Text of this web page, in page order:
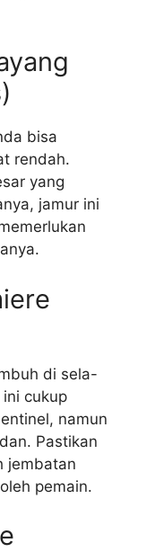
bisa
rendah.
yang
jamur ini
di sela-
cukup
namun
Pastikan
jembatan
pemain.